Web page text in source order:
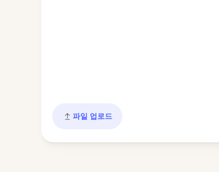
파일 업로드